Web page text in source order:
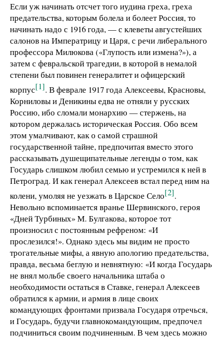
Если уж начинать отсчет того иудина греха, греха
предательства, которым болела и болеет Россия, то
начинать надо с 1916 года, — с клеветы августейших
салонов на Императрицу и Царя, с речи либерального
профессора Милюкова («Глупость или измена?»), а
затем с февральской трагедии, в которой в немалой
степени был повинен генералитет и офицерский
корпус[1]. В феврале 1917 года Алексеевы, Красновы,
Корниловы и Деникины едва не отняли у русских
Россию, ибо сломали монархию — стержень, на
котором держалась историческая Россия. Обо всем
этом умалчивают, как о самой страшной
государственной тайне, предпочитая вместо этого
рассказывать душещипательные легенды о том, как
Государь слишком любил семью и устремился к ней в
Петроград. И как генерал Алексеев встал перед ним на
колени, умоляя не уезжать в Царское Село[2].
Невольно вспоминается вранье Шервинского, героя
«Дней Турбиных» М. Булгакова, которое тот
произносил с постоянным рефреном: «И
прослезился!». Однако здесь мы видим не просто
трогательные мифы, а явную апологию предательства,
правда, весьма беглую и невнятную: «И когда Государь
не внял мольбе своего начальника штаба о
необходимости остаться в Ставке, генерал Алексеев
обратился к армии, и армия в лице своих
командующих фронтами призвала Государя отречься,
и Государь, будучи главнокомандующим, предпочел
подчиниться своим подчиненным. В чем здесь можно